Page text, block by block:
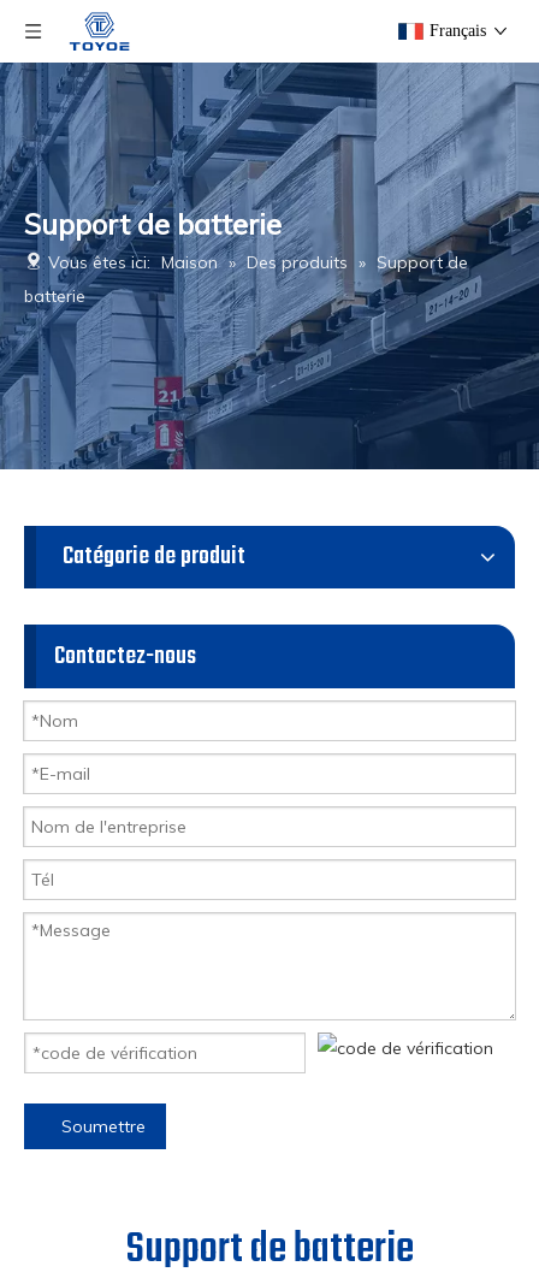
Français
Support de batterie
Vous êtes ici: Maison » Des produits » Support de
batterie
Catégorie de produit
Contactez-nous
Soumettre
Support de batterie